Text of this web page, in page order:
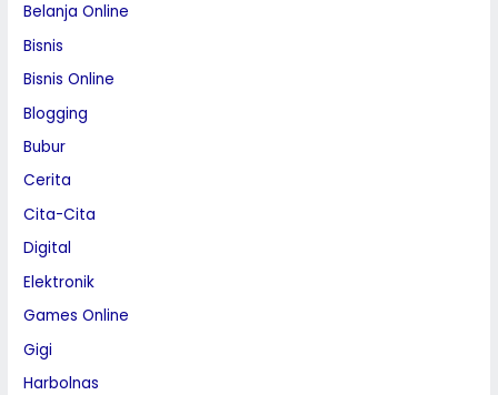
Belanja Online
Bisnis
Bisnis Online
Blogging
Bubur
Cerita
Cita-Cita
Digital
Elektronik
Games Online
Gigi
Harbolnas